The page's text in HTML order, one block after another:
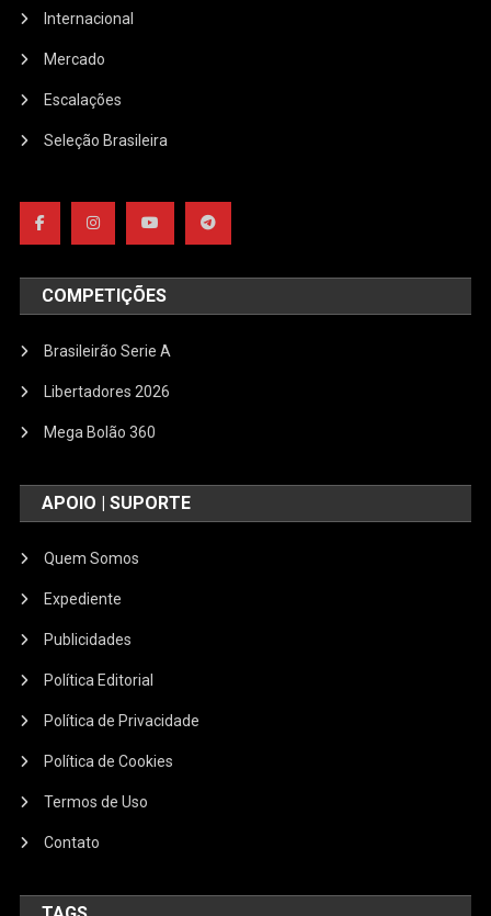
Internacional
Mercado
Escalações
Seleção Brasileira
COMPETIÇÕES
Brasileirão Serie A
Libertadores 2026
Mega Bolão 360
APOIO | SUPORTE
Quem Somos
Expediente
Publicidades
Política Editorial
Política de Privacidade
Política de Cookies
Termos de Uso
Contato